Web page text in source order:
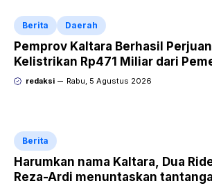
Berita Daerah
Pemprov Kaltara Berhasil
Kelistrikan Rp471 Miliar dari
redaksi Rabu, 5 Agustus 2026
Berita
Harumkan nama Kaltara, Dua
Reza-Ardi menuntaskan